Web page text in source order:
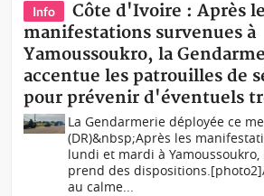
Info
Côte d'Ivoire : Après
manifestations survenues à
Yamoussoukro, la
accentue les patrouilles de
pour prévenir d'éventuels
La Gendarmerie déployée ce
(DR)&nbsp;Après les
lundi et mardi à
prend des
au calme...